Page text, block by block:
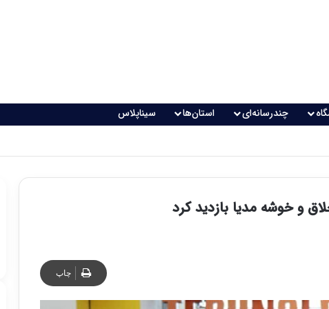
چندرسانه‌ای استان‌ها سیناپلاس
تغذیه خطرناک می‌شود
و خوشه مدیا بازدید کرد
چاپ